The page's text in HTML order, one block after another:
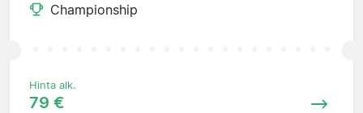
Championship
Hinta alk.
79 €